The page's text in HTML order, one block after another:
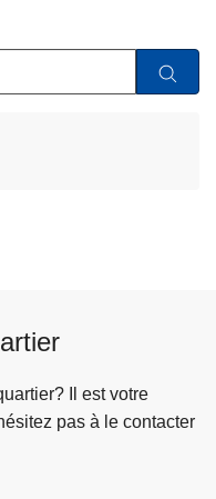
Il est votre
pas à le contacter